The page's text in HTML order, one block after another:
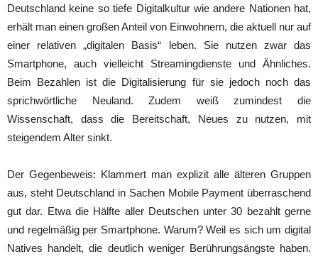
Deutschland keine so tiefe Digitalkultur wie andere Nationen hat,
erhält man einen großen Anteil von Einwohnern, die aktuell nur auf
einer relativen „digitalen Basis“ leben. Sie nutzen zwar das
Smartphone, auch vielleicht Streamingdienste und Ähnliches.
Beim Bezahlen ist die Digitalisierung für sie jedoch noch das
sprichwörtliche Neuland. Zudem weiß zumindest die
Wissenschaft, dass die Bereitschaft, Neues zu nutzen, mit
steigendem Alter sinkt.
Der Gegenbeweis: Klammert man explizit alle älteren Gruppen
aus, steht Deutschland in Sachen Mobile Payment überraschend
gut dar. Etwa die Hälfte aller Deutschen unter 30 bezahlt gerne
und regelmäßig per Smartphone. Warum? Weil es sich um digital
Natives handelt, die deutlich weniger Berührungsängste haben.